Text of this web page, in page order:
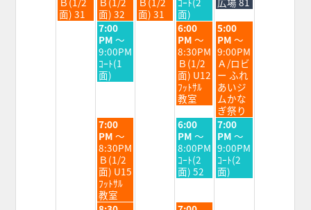
月
25th
面) 31
月
26th
2026
面) 32
月
27th
面) 31
月
28th
2026
面)
月
29th
2026
水
曜
日,
8
月
26th
7:00
PM ～
9:00PM
ｺｰﾄ(1
面)
金
曜
日,
8
月
28th
2026
6:00
PM ～
8:30PM
Ｂ(1/2
面) U12
ﾌｯﾄｻﾙ
教室
土
曜
日,
8
月
29th
2026
5:00
PM ～
9:00PM
Ａ/ロビ
ー ふれ
あいジ
ムかな
ぎ祭り
水
曜
日,
8
月
26th
2026
7:00
PM ～
8:30PM
Ｂ(1/2
面) U15
ﾌｯﾄｻﾙ
教室
金
曜
日,
8
月
28th
6:00
PM ～
8:00PM
ｺｰﾄ(2
面) 52
土
曜
日,
8
月
29th
7:00
PM ～
9:00PM
ｺｰﾄ(2
面)